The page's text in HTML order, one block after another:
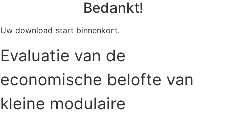
Bedankt!
Uw download start binnenkort.
Evaluatie van de
economische belofte van
kleine modulaire